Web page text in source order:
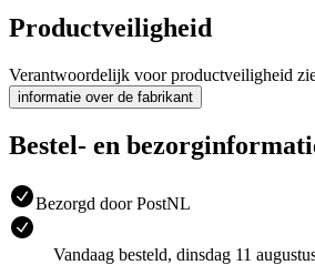
Productveiligheid
Verantwoordelijk voor productveiligheid
informatie over de fabrikant
Bestel- en
Bezorgd door PostNL
Vandaag besteld, dinsdag 11